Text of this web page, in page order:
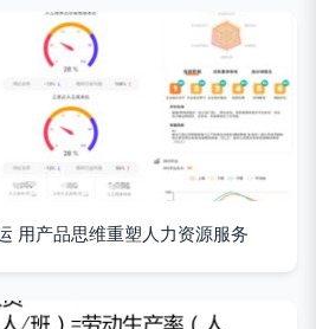
用产品思维重塑人力资源服务